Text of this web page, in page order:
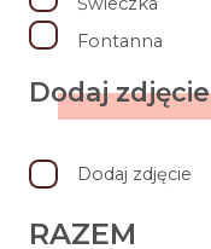
Fontanna
Dodaj zdjęcie
Dodaj zdjęcie
RAZEM